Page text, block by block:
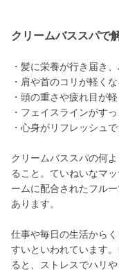
クリームバススパで
・髪に栄養が行き届き
・肩や首のコリが軽くな
・頭の重さや疲れ目が
・フェイスラインがす
・心身がリフレッシュで
クリームバススパの何
ること。ていねいなマ
ームに配合されたフル
あります。
仕事や毎日の生活から
すいといわれています
ると、ストレスでハリ